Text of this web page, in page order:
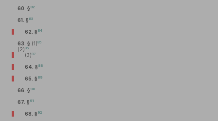
60. § 82
61. § 83
62. § 84
63. § (1)85
(2)86
(3)87
64. § 88
65. § 89
66. § 90
67. § 91
68. § 92